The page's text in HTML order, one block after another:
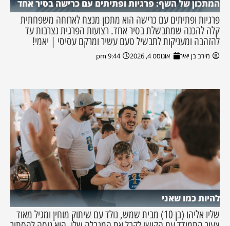
המתכון של השף: פרגיות ופתיתים עם כרישה בסיר אחד
פרגיות ופתיתים עם כרישה הוא מתכון מנצח לארוחה משפחתית
קלה להכנה שמתבשלת בסיר אחד. רצועות הפרגית נצרבות עד
להזהבה ומעניקות לתבשיל טעם עשיר ומרקם עסיסי | יאמי!
מירב בן יאיר אוגוסט 4, 2026 9:44 pm
להיות כמו שאני
שליו אליהו (בן 10) מבית שמש, נולד עם שיתוק מוחין ומגיל מאוד